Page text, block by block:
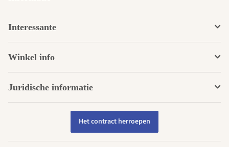
Interessante
Winkel info
Juridische informatie
Het contract herroepen